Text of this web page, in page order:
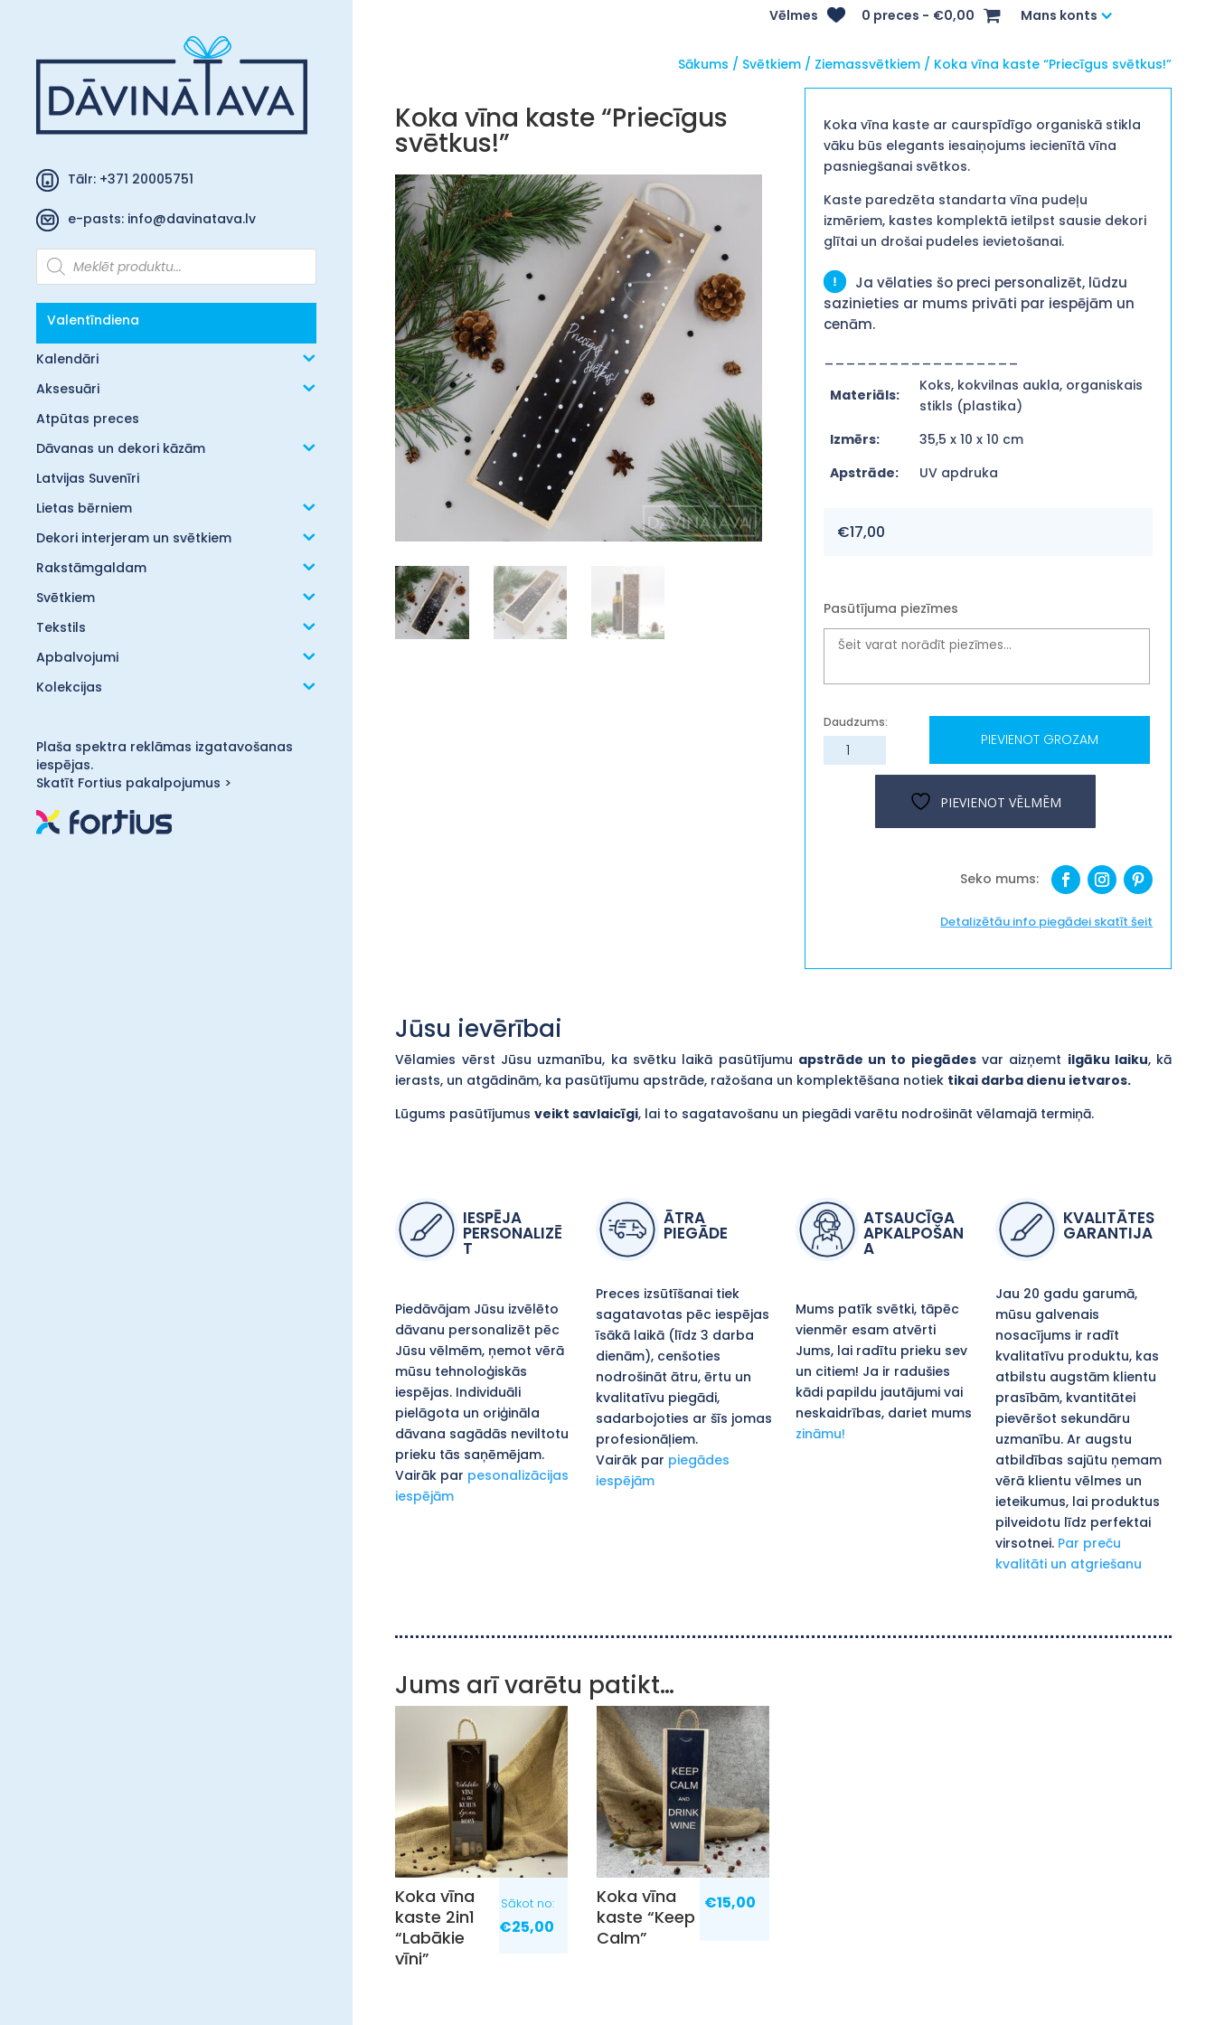
Vēlmes Mans konts
0 preces €0,00
Tālr: +371 20005751
e-pasts: info@davinatava.lv
Products
search
Valentīndiena
Kalendāri
Aksesuāri
Atpūtas preces
Dāvanas un dekori kāzām
Latvijas Suvenīri
Lietas bērniem
Dekori interjeram un svētkiem
Rakstāmgaldam
Svētkiem
Tekstils
Apbalvojumi
Kolekcijas
Plaša spektra reklāmas izgatavošanas
iespējas.
Skatīt Fortius pakalpojumus >
Sākums / Svētkiem / Ziemassvētkiem / Koka vīna kaste “Priecīgus svētkus!”
Koka vīna kaste “Priecīgus
svētkus!”
Koka vīna kaste ar caurspīdīgo organiskā stikla
vāku būs elegants iesaiņojums iecienītā vīna
pasniegšanai svētkos.
Kaste paredzēta standarta vīna pudeļu
izmēriem, kastes komplektā ietilpst sausie dekori
glītai un drošai pudeles ievietošanai.
Ja vēlaties šo preci personalizēt, lūdzu
sazinieties ar mums privāti par iespējām un
cenām.
Materiāls:
Koks, kokvilnas aukla, organiskais
stikls (plastika)
Izmērs:
35,5 x 10 x 10 cm
Apstrāde:
UV apdruka
€17,00
Pasūtījuma piezīmes
Koka
vīna
svētkus!"
PIEVIENOT GROZAM
PIEVIENOT VĒLMĒM
Detalizētāu info piegādei skatīt šeit
Jūsu ievērībai
Vēlamies vērst Jūsu uzmanību, ka svētku laikā pasūtījumu apstrāde un to piegādesvar aizņemt ilgāku laiku, kā
ierasts, un atgādinām, ka pasūtījumu apstrāde, ražošana un komplektēšana notiek tikai darba dienu ietvaros.
Lūgums pasūtījumusveikt savlaicīgi, lai to sagatavošanu un piegādi varētu nodrošināt vēlamajā termiņā.
IESPĒJA
PERSONALIZĒ
T
Piedāvājam Jūsu izvēlēto
dāvanu personalizēt pēc
Jūsu vēlmēm, ņemot vērā
mūsu tehnoloģiskās
iespējas. Individuāli
pielāgota un oriģināla
dāvana sagādās neviltotu
prieku tās saņēmējam.
Vairāk par pesonalizācijas
iespējām
ĀTRA
PIEGĀDE
Preces izsūtīšanai tiek
sagatavotas pēc iespējas
īsākā laikā (līdz 3 darba
dienām), cenšoties
nodrošināt ātru, ērtu un
kvalitatīvu piegādi,
sadarbojoties ar šīs jomas
profesionāļiem.
Vairāk par piegādes
iespējām
ATSAUCĪGA
APKALPOŠAN
A
Mums patīk svētki, tāpēc
vienmēr esam atvērti
Jums, lai radītu prieku sev
un citiem! Ja ir radušies
kādi papildu jautājumi vai
neskaidrības, dariet mums
zināmu!
KVALITĀTES
GARANTIJA
Jau 20 gadu garumā,
mūsu galvenais
nosacījums ir radīt
kvalitatīvu produktu, kas
atbilstu augstām klientu
prasībām, kvantitātei
pievēršot sekundāru
uzmanību. Ar augstu
atbildības sajūtu ņemam
vērā klientu vēlmes un
ieteikumus, lai produktus
pilveidotu līdz perfektai
virsotnei. Par preču
kvalitāti un atgriešanu
Jums arī varētu patikt…
Koka vīna
kaste 2in1
“Labākie
vīni”
Sākot no:
€25,00
Koka vīna
kaste “Keep
Calm”
€15,00